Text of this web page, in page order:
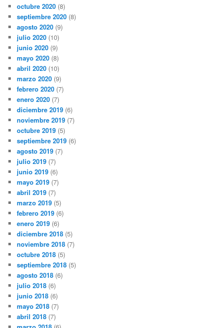
octubre 2020 (8)
septiembre 2020 (8)
agosto 2020 (9)
julio 2020 (10)
junio 2020 (9)
mayo 2020 (8)
abril 2020 (10)
marzo 2020 (9)
febrero 2020 (7)
enero 2020 (7)
diciembre 2019 (6)
noviembre 2019 (7)
octubre 2019 (5)
septiembre 2019 (6)
agosto 2019 (7)
julio 2019 (7)
junio 2019 (6)
mayo 2019 (7)
abril 2019 (7)
marzo 2019 (5)
febrero 2019 (6)
enero 2019 (6)
diciembre 2018 (5)
noviembre 2018 (7)
octubre 2018 (5)
septiembre 2018 (5)
agosto 2018 (6)
julio 2018 (6)
junio 2018 (6)
mayo 2018 (7)
abril 2018 (7)